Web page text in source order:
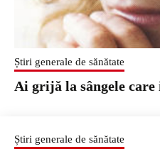
Știri generale de sănătate
Ai grijă la sângele care
Știri generale de sănătate